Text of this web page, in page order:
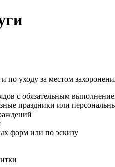
по уходу за местом
с обязательным
праздники или
форм или по эскизу